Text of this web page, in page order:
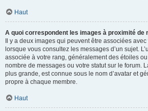
Haut
A quoi correspondent les images à proximité de
Il y a deux images qui peuvent être associées
lorsque vous consultez les messages d’un sujet.
associée à votre rang, généralement des étoiles
nombre de messages ou votre statut sur le forum.
plus grande, est connue sous le nom d’avatar et
propre à chaque membre.
Haut